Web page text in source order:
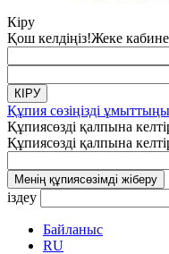
Кіру
Қош келдіңіз!Жеке
Құпия сөзіңізді
Құпиясөзді қалпына
Құпиясөзді қалпына
іздеу
Байланыс
RU